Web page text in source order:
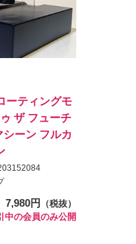
ーティングモ
ザ フューチ
ーン フルカ
7,980円
（税抜）
中の会員のみ公開